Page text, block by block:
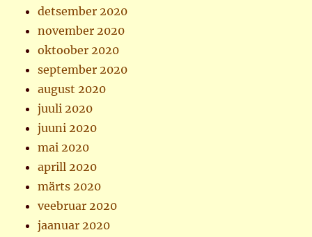
detsember 2020
november 2020
oktoober 2020
september 2020
august 2020
juuli 2020
juuni 2020
mai 2020
aprill 2020
märts 2020
veebruar 2020
jaanuar 2020